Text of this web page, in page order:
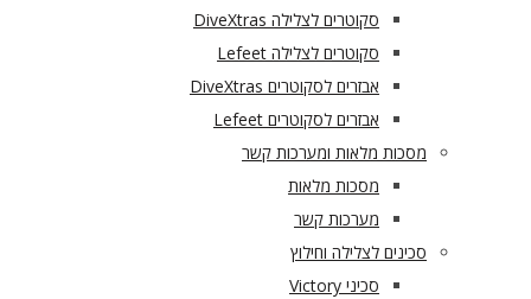
סקוטרים לצלילה DiveXtras
סקוטרים לצלילה Lefeet
אבזרים לסקוטרים DiveXtras
אבזרים לסקוטרים Lefeet
מסכות מלאות ומערכות קשר
מסכות מלאות
מערכות קשר
סכינים לצלילה וחילוץ
סכיני Victory